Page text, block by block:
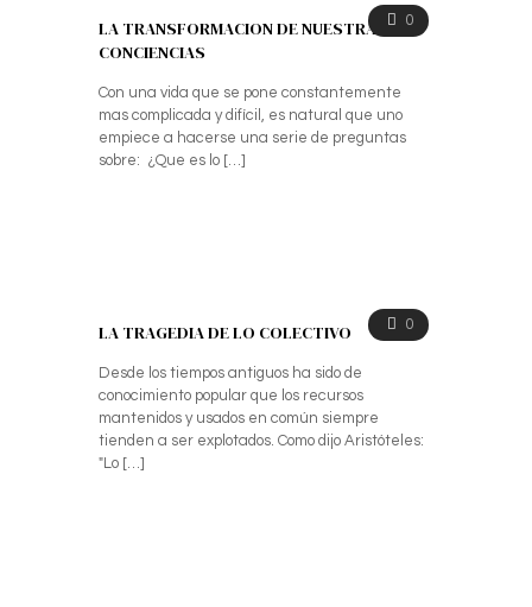
0
LA TRANSFORMACION DE NUESTRAS
CONCIENCIAS
Con una vida que se pone constantemente
mas complicada y difícil, es natural que uno
empiece a hacerse una serie de preguntas
sobre: ¿Que es lo […]
0
LA TRAGEDIA DE LO COLECTIVO
Desde los tiempos antiguos ha sido de
conocimiento popular que los recursos
mantenidos y usados en común siempre
tienden a ser explotados. Como dijo Aristóteles:
"Lo […]